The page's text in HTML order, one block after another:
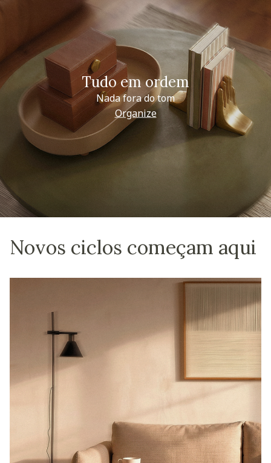
Tudo em ordem
Nada fora do tom
Organize
Novos ciclos começam aqui